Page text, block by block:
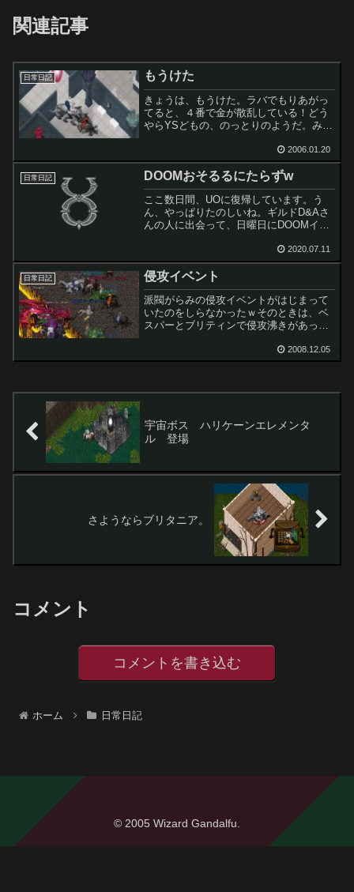
関連記事
日常日記 もうけた
きょうは、もうけた。ラバでもりあがっ
てると、４番で金が散乱している！どう
やらYSどもの、のっとりのようだ。みん
「激一人回収」をくりだす。だた、この
奥義の最中は、究極に無防備になるので
注意することｗこれで７...
2006.01.20
日常日記 DOOMおそるるにたらずw
ここ数日間、UOに復帰しています。う
ん、やっぱりたのしいね。ギルドD&Aさ
んの人に出会って、日曜日にDOOMイベ
ト詳細＞７月１２日 ２１：００～２
３：００頃までDOOMボス討伐らしい
2020.07.11
日常日記 侵攻イベント
派閥がらみの侵攻イベントがはじまって
いたのをしらなかったｗそのときは、ベ
スパーとブリティンで侵攻沸きがあった
た。なんともかんとも。まずはベスパ
ー。ドラゴンみたい。音楽やエフェクト
2008.12.05
宇宙ボス ハリケーンエレメンタ
ル 登場
さようならブリタニア。
コメント
コメントを書き込む
ホーム 日常日記
© 2005 Wizard Gandalfu.